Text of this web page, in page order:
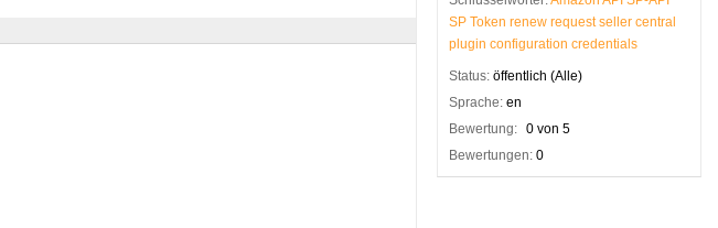
SP Token renew request seller central
plugin configuration credentials
Status: öffentlich (Alle)
Sprache: en
Bewertung: 0 von 5
Bewertungen: 0